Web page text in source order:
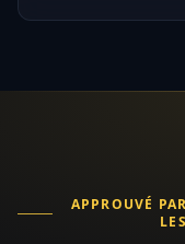
APPROUVÉ